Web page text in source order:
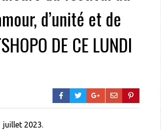
d’unité et de
DE CE LUNDI
juillet 2023.